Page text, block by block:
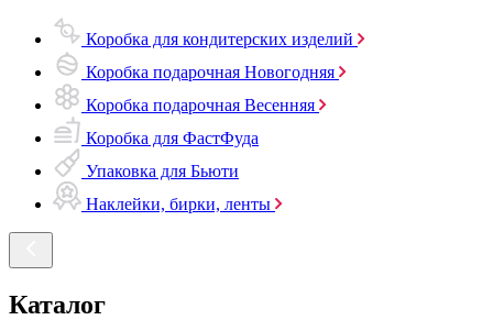
Коробка для кондитерских изделий
Коробка подарочная Новогодняя
Коробка подарочная Весенняя
Коробка для ФастФуда
Упаковка для Бьюти
Наклейки, бирки, ленты
Каталог